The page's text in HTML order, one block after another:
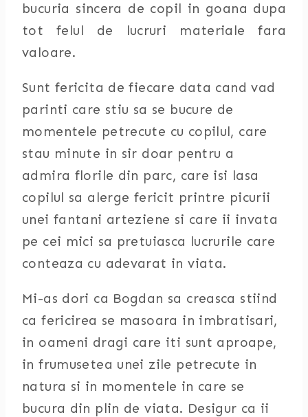
bucuria sincera de copil in goana dupa
tot felul de lucruri materiale fara
valoare.
Sunt fericita de fiecare data cand vad
parinti care stiu sa se bucure de
momentele petrecute cu copilul, care
stau minute in sir doar pentru a
admira florile din parc, care isi lasa
copilul sa alerge fericit printre picurii
unei fantani arteziene si care ii invata
pe cei mici sa pretuiasca lucrurile care
conteaza cu adevarat in viata.
Mi-as dori ca Bogdan sa creasca stiind
ca fericirea se masoara in imbratisari,
in oameni dragi care iti sunt aproape,
in frumusetea unei zile petrecute in
natura si in momentele in care se
bucura din plin de viata. Desigur ca ii